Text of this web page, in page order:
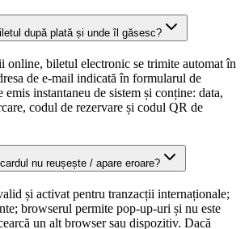
după plată și unde îl găsesc?
online, biletul electronic se trimite automat în
de e-mail indicată în formularul de
emis instantaneu de sistem și conține: data,
codul de rezervare și codul QR de
nu reușește / apare eroare?
și activat pentru tranzacții internaționale;
browserul permite pop-up-uri și nu este
un alt browser sau dispozitiv. Dacă